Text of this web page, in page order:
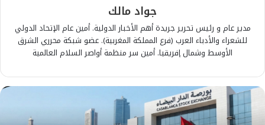
جواد مالك
مدير عام و رئيس تحرير جريدة أهم الأخبار الدولية. أمين عام الإتحاد الدولي
للشعراء والأدباء العرب (فرع المملكة المغربية). عضو شبكة محرري الشرق
الأوسط وشمال إفريقيا. أمين سر منظمة أواصر السلام العالمية